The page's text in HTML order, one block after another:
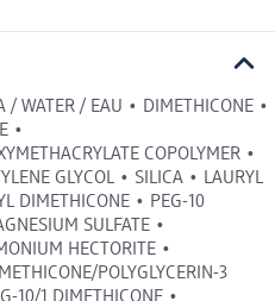
/ WATER / EAU • DIMETHICONE •
•
COPOLYMER •
GLYCOL • SILICA • LAURYL
DIMETHICONE • PEG-10
SULFATE •
HECTORITE •
POLYGLYCERIN-3